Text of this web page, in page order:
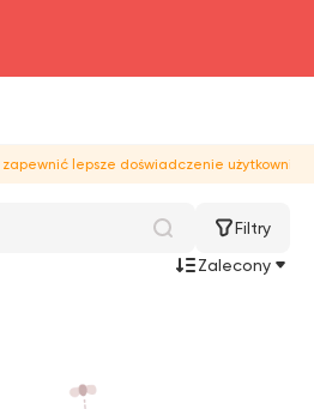
lepsze doświadczenie
Filtry
Zalecony